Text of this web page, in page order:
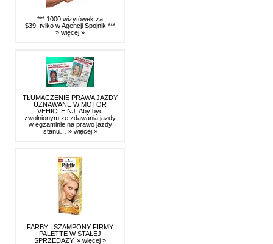
*** 1000 wizytówek za
$39, tylko w Agencji Spojnik ***
» więcej »
TŁUMACZENIE PRAWA JAZDY
UZNAWANE W MOTOR
VEHICLE NJ. Aby byc
zwolnionym ze zdawania jazdy
w egzaminie na prawo jazdy
stanu… » więcej »
FARBY I SZAMPONY FIRMY
PALETTE W STAŁEJ
SPRZEDAŻY. » więcej »